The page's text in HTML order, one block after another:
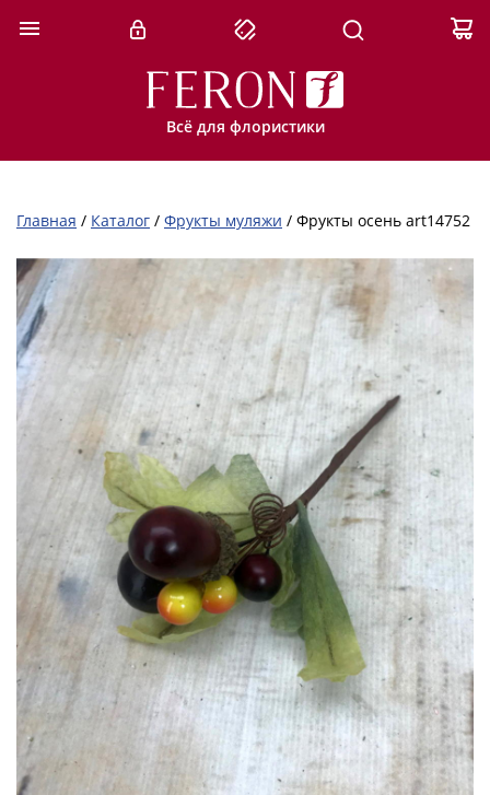
Всё для флористики
Главная / Каталог / Фрукты муляжи / Фрукты осень art14752